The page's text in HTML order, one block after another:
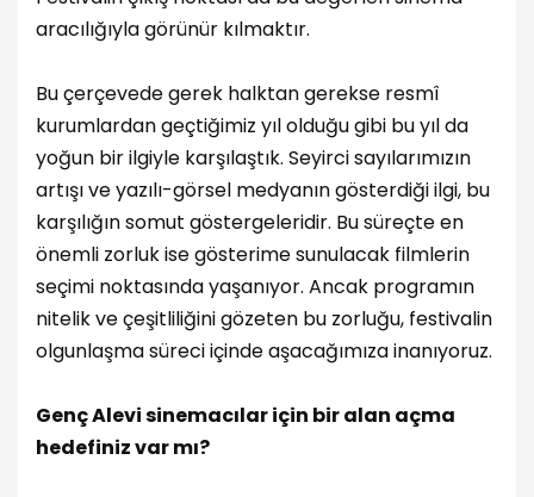
aracılığıyla görünür kılmaktır.
Bu çerçevede gerek halktan gerekse resmî
kurumlardan geçtiğimiz yıl olduğu gibi bu yıl da
yoğun bir ilgiyle karşılaştık. Seyirci sayılarımızın
artışı ve yazılı-görsel medyanın gösterdiği ilgi, bu
karşılığın somut göstergeleridir. Bu süreçte en
önemli zorluk ise gösterime sunulacak filmlerin
seçimi noktasında yaşanıyor. Ancak programın
nitelik ve çeşitliliğini gözeten bu zorluğu, festivalin
olgunlaşma süreci içinde aşacağımıza inanıyoruz.
Genç Alevi sinemacılar için bir alan açma
hedefiniz var mı?